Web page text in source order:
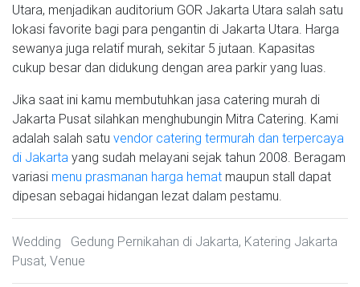
Utara, menjadikan auditorium GOR Jakarta Utara salah satu
lokasi favorite bagi para pengantin di Jakarta Utara. Harga
sewanya juga relatif murah, sekitar 5 jutaan. Kapasitas
cukup besar dan didukung dengan area parkir yang luas.
Jika saat ini kamu membutuhkan jasa catering murah di
Jakarta Pusat silahkan menghubungin Mitra Catering. Kami
adalah salah satu vendor catering termurah dan terpercaya
di Jakarta yang sudah melayani sejak tahun 2008. Beragam
variasi menu prasmanan harga hemat maupun stall dapat
dipesan sebagai hidangan lezat dalam pestamu.
Wedding Gedung Pernikahan di Jakarta, Katering Jakarta
Pusat, Venue